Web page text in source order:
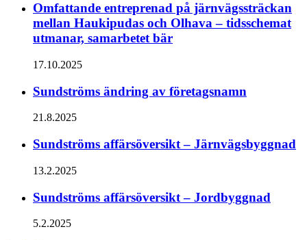
Omfattande entreprenad på järnvägssträckan
mellan Haukipudas och Olhava – tidsschemat
utmanar, samarbetet bär
17.10.2025
Sundströms ändring av företagsnamn
21.8.2025
Sundströms affärsöversikt – Järnvägsbyggnad
13.2.2025
Sundströms affärsöversikt – Jordbyggnad
5.2.2025